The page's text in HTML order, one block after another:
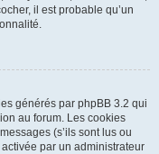
il est probable qu’un
générés par phpBB 3.2 qui
au forum. Les cookies
(s’ils sont lus ou
par un administrateur